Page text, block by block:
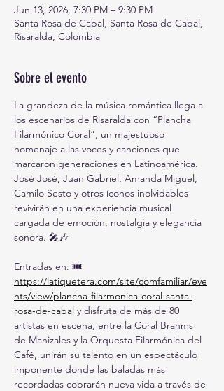
Jun 13, 2026, 7:30 PM – 9:30 PM
Santa Rosa de Cabal, Santa Rosa de Cabal,
Risaralda, Colombia
Sobre el evento
La grandeza de la música romántica llega a
los escenarios de Risaralda con “Plancha
Filarmónico Coral”, un majestuoso
homenaje a las voces y canciones que
marcaron generaciones en Latinoamérica.
José José, Juan Gabriel, Amanda Miguel,
Camilo Sesto y otros íconos inolvidables
revivirán en una experiencia musical
cargada de emoción, nostalgia y elegancia
sonora. 🎤🎶
Entradas en: 🎟️
https://latiquetera.com/site/comfamiliar/eve
nts/view/plancha-filarmonica-coral-santa-
rosa-de-cabal y disfruta de más de 80
artistas en escena, entre la Coral Brahms
de Manizales y la Orquesta Filarmónica del
Café, unirán su talento en un espectáculo
imponente donde las baladas más
recordadas cobrarán nueva vida a través de